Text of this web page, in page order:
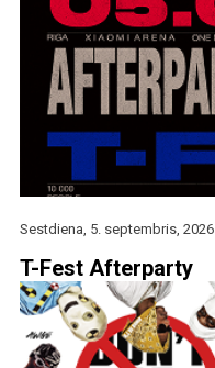
Sestdiena, 5. septembris, 2026
T-Fest Afterparty